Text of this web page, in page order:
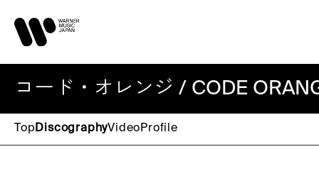
コード・オレンジ / CODE
Top DiscographyVideo Profile